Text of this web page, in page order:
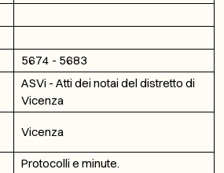
5674 - 5683
ASVi - Atti dei notai del distretto di
Vicenza
Vicenza
Protocolli e minute.